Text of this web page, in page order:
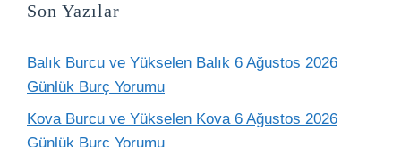
Son Yazılar
Balık Burcu ve Yükselen Balık 6 Ağustos 2026
Günlük Burç Yorumu
Kova Burcu ve Yükselen Kova 6 Ağustos 2026
Günlük Burç Yorumu